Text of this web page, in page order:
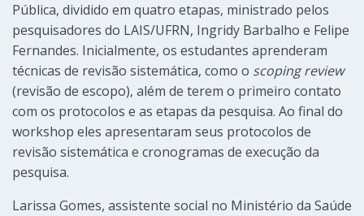
Pública, dividido em quatro etapas, ministrado pelos
pesquisadores do LAIS/UFRN, Ingridy Barbalho e Felipe
Fernandes. Inicialmente, os estudantes aprenderam
técnicas de revisão sistemática, como o scoping review
(revisão de escopo), além de terem o primeiro contato
com os protocolos e as etapas da pesquisa. Ao final do
workshop eles apresentaram seus protocolos de
revisão sistemática e cronogramas de execução da
pesquisa.
Larissa Gomes, assistente social no Ministério da Saúde